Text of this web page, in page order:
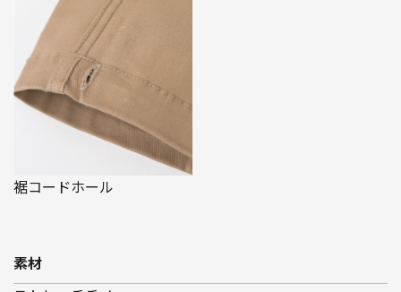
裾コードホール
素材